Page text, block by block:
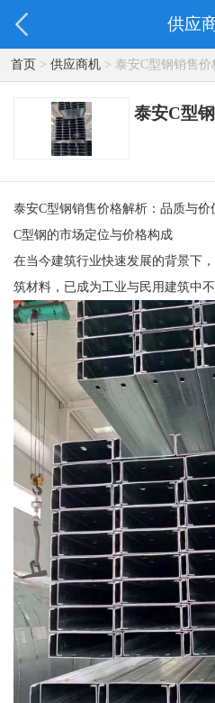
供应
首页> 供应商机> 泰安C型钢销售价
泰安C型
泰安C型钢销售价格解析：品质与价
C型钢的市场定位与价格构成
在当今建筑行业快速发展的背景下
筑材料，已成为工业与民用建筑中